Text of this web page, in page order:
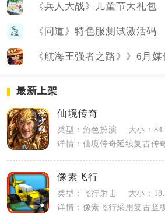
《兵人大战》儿童节大礼包
《问道》特色服测试激活码
《航海王强者之路》》6月
最新上架
仙境传奇
类型：角色扮演
大小：
像素飞行
类型：飞行射击
大小：